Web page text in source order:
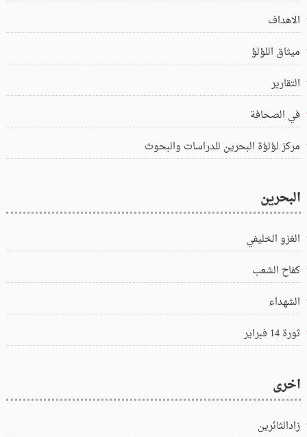
الاهداف
ميثاق اللؤلؤ
التقارير
في الصحافة
مركز لؤلؤة البحرين للدراسات والبحوث
البحرين
الغزو الخليفي
كفاح الشعب
الشهداء
ثورة 14 فبراير
اخرى
زادالثائرين